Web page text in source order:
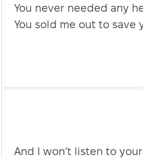
You never needed any
You sold me out to save
And I won’t listen to